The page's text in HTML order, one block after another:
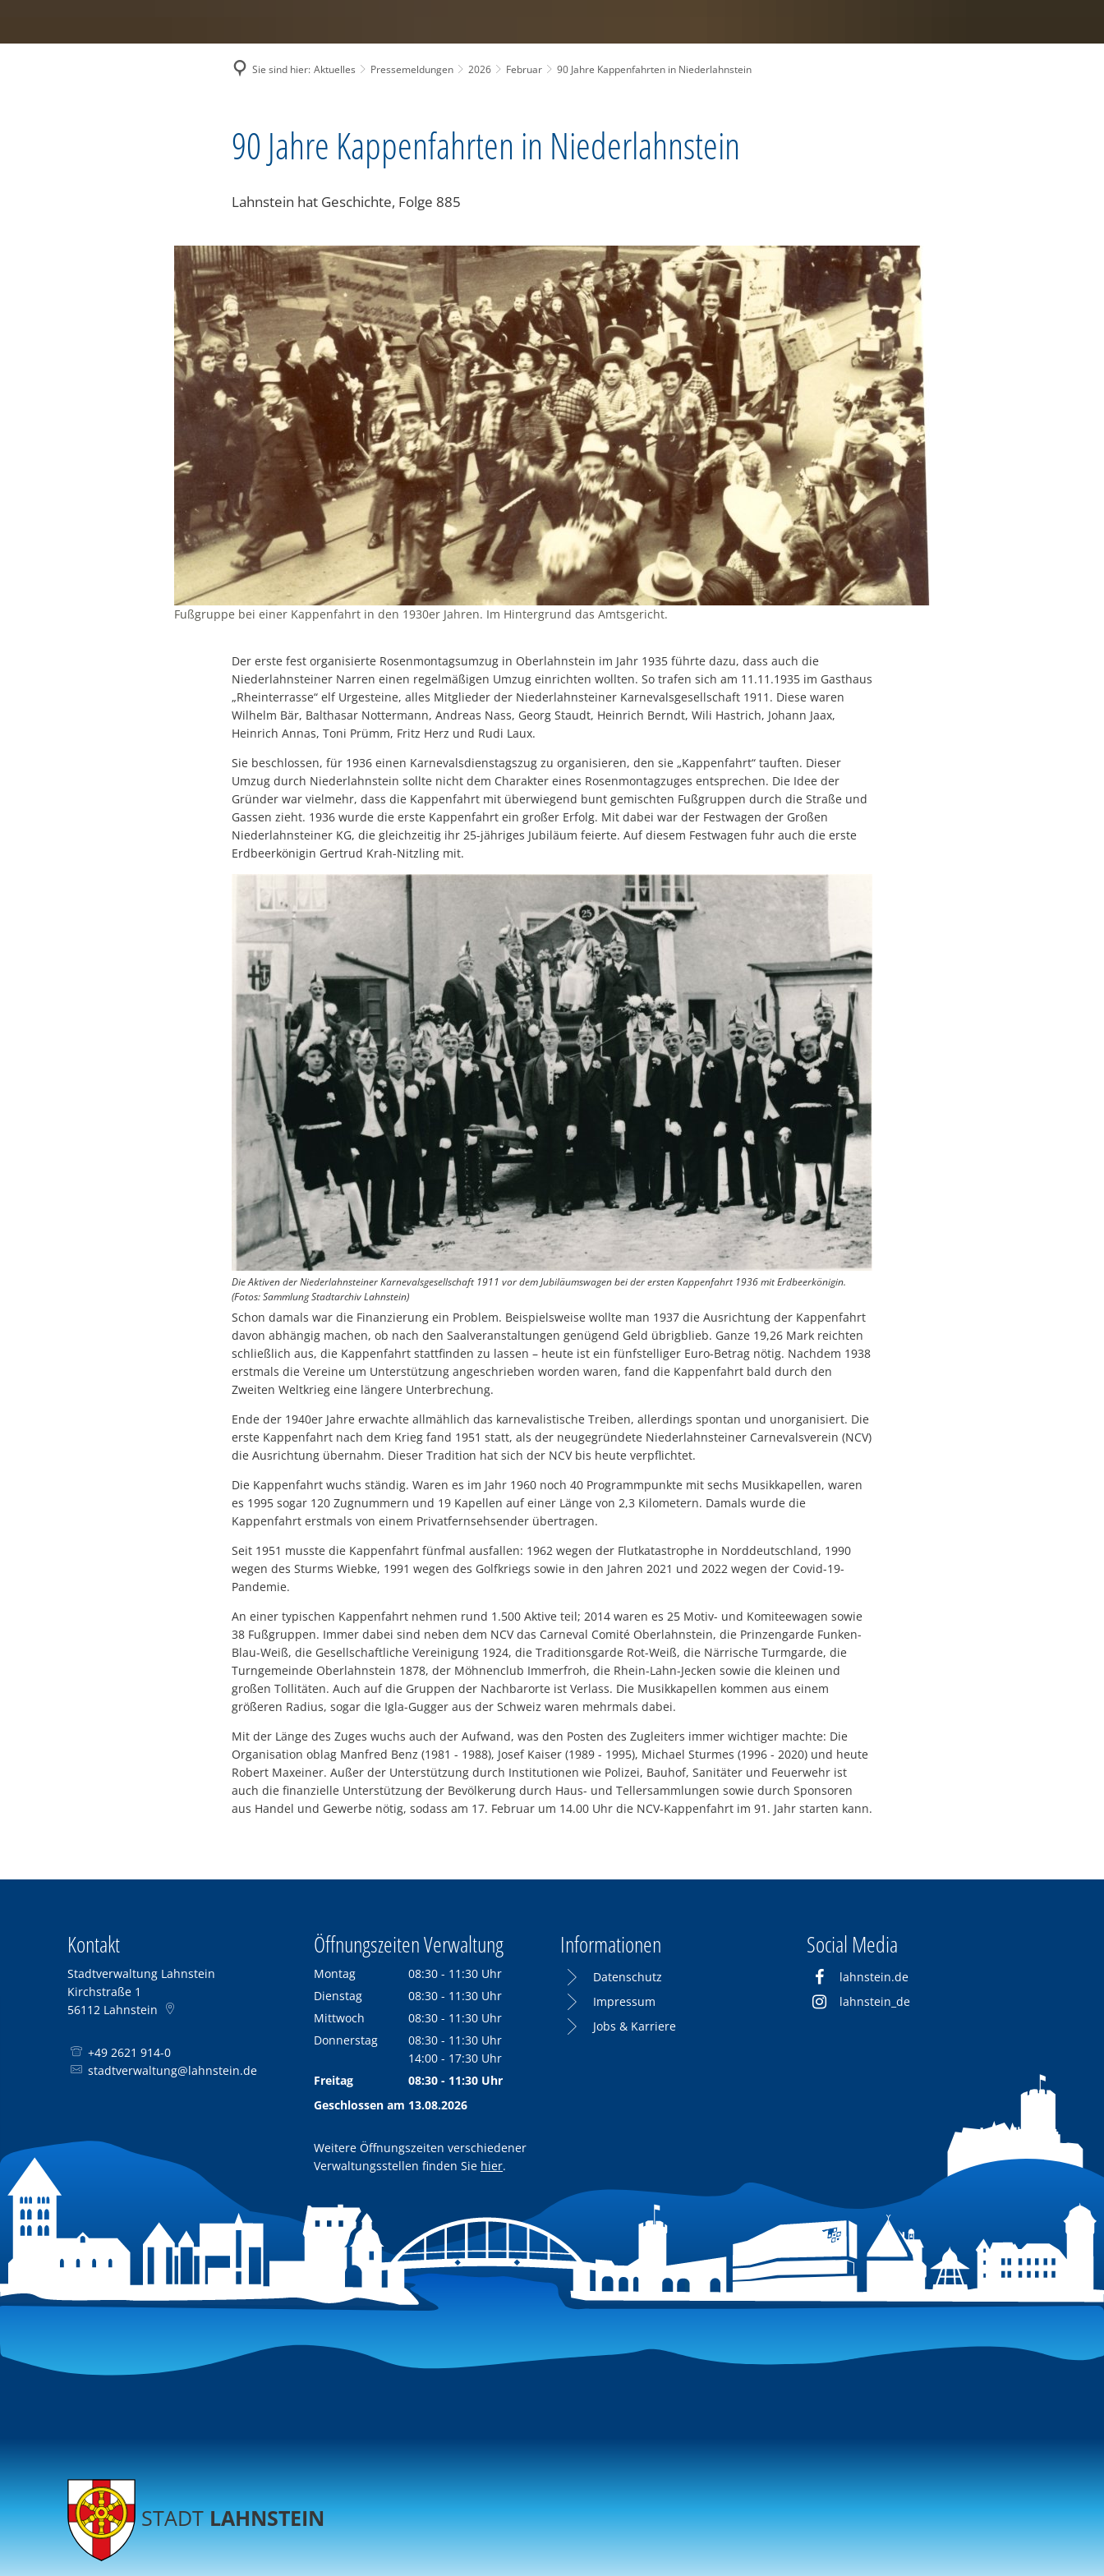
Sie sind hier: Aktuelles Pressemeldungen 2026 Februar 90 Jahre Kappenfahrten in Niederlahnstein
90 Jahre Kappenfahrten in Niederlahnstein
Lahnstein hat Geschichte, Folge 885
Fußgruppe bei einer Kappenfahrt in den 1930er Jahren. Im Hintergrund das Amtsgericht.
Der erste fest organisierte Rosenmontagsumzug in Oberlahnstein im Jahr 1935 führte dazu, dass auch die
Niederlahnsteiner Narren einen regelmäßigen Umzug einrichten wollten. So trafen sich am 11.11.1935 im Gasthaus
„Rheinterrasse“ elf Urgesteine, alles Mitglieder der Niederlahnsteiner Karnevalsgesellschaft 1911. Diese waren
Wilhelm Bär, Balthasar Nottermann, Andreas Nass, Georg Staudt, Heinrich Berndt, Wili Hastrich, Johann Jaax,
Heinrich Annas, Toni Prümm, Fritz Herz und Rudi Laux.
Sie beschlossen, für 1936 einen Karnevalsdienstagszug zu organisieren, den sie „Kappenfahrt“ tauften. Dieser
Umzug durch Niederlahnstein sollte nicht dem Charakter eines Rosenmontagzuges entsprechen. Die Idee der
Gründer war vielmehr, dass die Kappenfahrt mit überwiegend bunt gemischten Fußgruppen durch die Straße und
Gassen zieht. 1936 wurde die erste Kappenfahrt ein großer Erfolg. Mit dabei war der Festwagen der Großen
Niederlahnsteiner KG, die gleichzeitig ihr 25-jähriges Jubiläum feierte. Auf diesem Festwagen fuhr auch die erste
Erdbeerkönigin Gertrud Krah-Nitzling mit.
Die Aktiven der Niederlahnsteiner Karnevalsgesellschaft 1911 vor dem Jubiläumswagen bei der ersten Kappenfahrt 1936 mit Erdbeerkönigin.
(Fotos: Sammlung Stadtarchiv Lahnstein)
Schon damals war die Finanzierung ein Problem. Beispielsweise wollte man 1937 die Ausrichtung der Kappenfahrt
davon abhängig machen, ob nach den Saalveranstaltungen genügend Geld übrigblieb. Ganze 19,26 Mark reichten
schließlich aus, die Kappenfahrt stattfinden zu lassen – heute ist ein fünfstelliger Euro-Betrag nötig. Nachdem 1938
erstmals die Vereine um Unterstützung angeschrieben worden waren, fand die Kappenfahrt bald durch den
Zweiten Weltkrieg eine längere Unterbrechung.
Ende der 1940er Jahre erwachte allmählich das karnevalistische Treiben, allerdings spontan und unorganisiert. Die
erste Kappenfahrt nach dem Krieg fand 1951 statt, als der neugegründete Niederlahnsteiner Carnevalsverein (NCV)
die Ausrichtung übernahm. Dieser Tradition hat sich der NCV bis heute verpflichtet.
Die Kappenfahrt wuchs ständig. Waren es im Jahr 1960 noch 40 Programmpunkte mit sechs Musikkapellen, waren
es 1995 sogar 120 Zugnummern und 19 Kapellen auf einer Länge von 2,3 Kilometern. Damals wurde die
Kappenfahrt erstmals von einem Privatfernsehsender übertragen.
Seit 1951 musste die Kappenfahrt fünfmal ausfallen: 1962 wegen der Flutkatastrophe in Norddeutschland, 1990
wegen des Sturms Wiebke, 1991 wegen des Golfkriegs sowie in den Jahren 2021 und 2022 wegen der Covid-19-
Pandemie.
An einer typischen Kappenfahrt nehmen rund 1.500 Aktive teil; 2014 waren es 25 Motiv- und Komiteewagen sowie
38 Fußgruppen. Immer dabei sind neben dem NCV das Carneval Comité Oberlahnstein, die Prinzengarde Funken-
Blau-Weiß, die Gesellschaftliche Vereinigung 1924, die Traditionsgarde Rot-Weiß, die Närrische Turmgarde, die
Turngemeinde Oberlahnstein 1878, der Möhnenclub Immerfroh, die Rhein-Lahn-Jecken sowie die kleinen und
großen Tollitäten. Auch auf die Gruppen der Nachbarorte ist Verlass. Die Musikkapellen kommen aus einem
größeren Radius, sogar die Igla-Gugger aus der Schweiz waren mehrmals dabei.
Mit der Länge des Zuges wuchs auch der Aufwand, was den Posten des Zugleiters immer wichtiger machte: Die
Organisation oblag Manfred Benz (1981 - 1988), Josef Kaiser (1989 - 1995), Michael Sturmes (1996 - 2020) und heute
Robert Maxeiner. Außer der Unterstützung durch Institutionen wie Polizei, Bauhof, Sanitäter und Feuerwehr ist
auch die finanzielle Unterstützung der Bevölkerung durch Haus- und Tellersammlungen sowie durch Sponsoren
aus Handel und Gewerbe nötig, sodass am 17. Februar um 14.00 Uhr die NCV-Kappenfahrt im 91. Jahr starten kann.
Kontakt
Stadtverwaltung Lahnstein
Kirchstraße 1
56112 Lahnstein
+49 2621 914-0
stadtverwaltung@lahnstein.de
Öffnungszeiten Verwaltung
Montag 08:30 - 11:30 Uhr
Von 08:30 bis 11:30 Uhr
Dienstag 08:30 - 11:30 Uhr
Von 08:30 bis 11:30 Uhr
Mittwoch 08:30 - 11:30 Uhr
Von 08:30 bis 11:30 Uhr
Donnerstag 08:30 - 11:30 Uhr
Von 08:30 bis 11:30 Uhr
14:00 - 17:30 Uhr
Von 14:00 bis 17:30 Uhr
Freitag 08:30 - 11:30 Uhr
Von 08:30 bis 11:30 Uhr
Geschlossen am 13.08.2026
Weitere Öffnungszeiten verschiedener
Verwaltungsstellen finden Sie hier.
Informationen
Datenschutz
Impressum
Jobs & Karriere
Social Media
lahnstein.de
lahnstein_de
STADTLAHNSTEIN